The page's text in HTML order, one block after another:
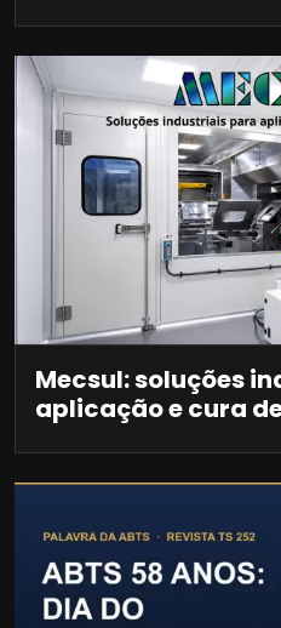
Mecsul: soluções
aplicação e cura